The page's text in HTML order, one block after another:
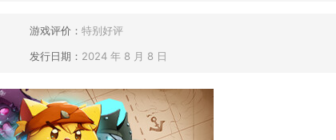
游戏评价： 特别好评
发行日期： 2024 年 8 月 8 日